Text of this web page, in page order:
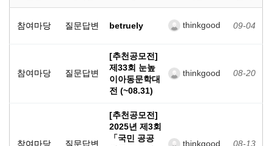
참여마당 질문답변 betruely thinkgood 09-04
참여마당 질문답변
[추천공모전]
제33회 눈높
이아동문학대
전 (~08.31)
thinkgood 08-20
참여마당 질문답변
[추천공모전]
2025년 제3회
「국민 공공
thinkgood 08-13